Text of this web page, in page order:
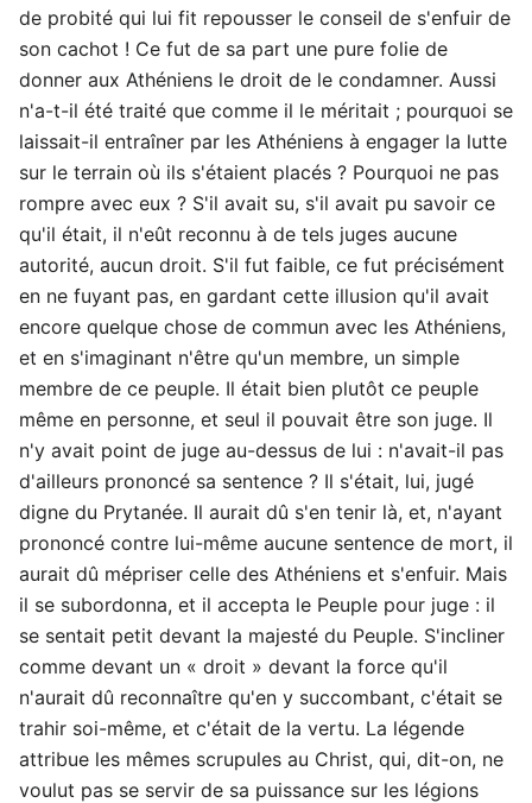
de probité qui lui fit repousser le conseil de s'enfuir de
son cachot ! Ce fut de sa part une pure folie de
donner aux Athéniens le droit de le condamner. Aussi
n'a-t-il été traité que comme il le méritait ; pourquoi se
laissait-il entraîner par les Athéniens à engager la lutte
sur le terrain où ils s'étaient placés ? Pourquoi ne pas
rompre avec eux ? S'il avait su, s'il avait pu savoir ce
qu'il était, il n'eût reconnu à de tels juges aucune
autorité, aucun droit. S'il fut faible, ce fut précisément
en ne fuyant pas, en gardant cette illusion qu'il avait
encore quelque chose de commun avec les Athéniens,
et en s'imaginant n'être qu'un membre, un simple
membre de ce peuple. Il était bien plutôt ce peuple
même en personne, et seul il pouvait être son juge. Il
n'y avait point de juge au-dessus de lui : n'avait-il pas
d'ailleurs prononcé sa sentence ? Il s'était, lui, jugé
digne du Prytanée. Il aurait dû s'en tenir là, et, n'ayant
prononcé contre lui-même aucune sentence de mort, il
aurait dû mépriser celle des Athéniens et s'enfuir. Mais
il se subordonna, et il accepta le Peuple pour juge : il
se sentait petit devant la majesté du Peuple. S'incliner
comme devant un « droit » devant la force qu'il
n'aurait dû reconnaître qu'en y succombant, c'était se
trahir soi-même, et c'était de la vertu. La légende
attribue les mêmes scrupules au Christ, qui, dit-on, ne
voulut pas se servir de sa puissance sur les légions